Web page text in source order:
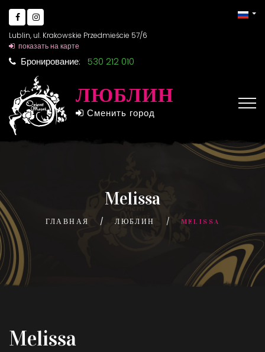
Lublin, ul. Krakowskie Przedmieście 57/6
показать на карте
Бронирование: 530 212 010
ЛЮБЛИН
Сменить город
Melissa
ГЛАВНАЯ ЛЮБЛИН MELISSA
Melissa